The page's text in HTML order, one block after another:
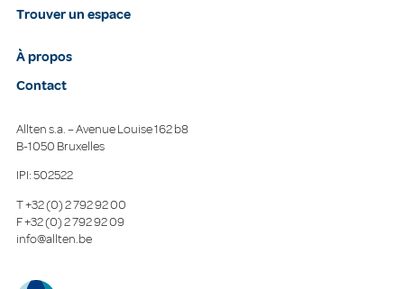
Trouver un espace
À propos
Contact
Allten s.a. – Avenue Louise 162 b8
B-1050 Bruxelles
IPI: 502522
T+32 (0) 2 792 92 00
F+32 (0) 2 792 92 09
info@allten.be